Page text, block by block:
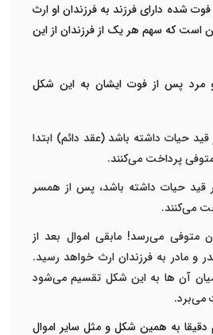
شده دارای فرزندبه فرزندان او ارث
است که سهم هر یک از فرزندان از این
مرد پس از فوت ایشان به این شکل
حیات داشته باشد (عقد دائم) ابتدا
متوفی پرداخت می‌کنند.
قید حیات داشته باشد، پس از همسر
می‌کنند.
متوفی می‌رسد! مابقی اموال بعد از
مادر به فرزندان ارث خواهد رسید.
آن ها به این شکل تقسیم می‌شود
می‌برد.
به همین شکل و مثل سایر اموال